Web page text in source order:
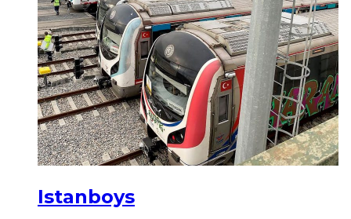
Istanboys